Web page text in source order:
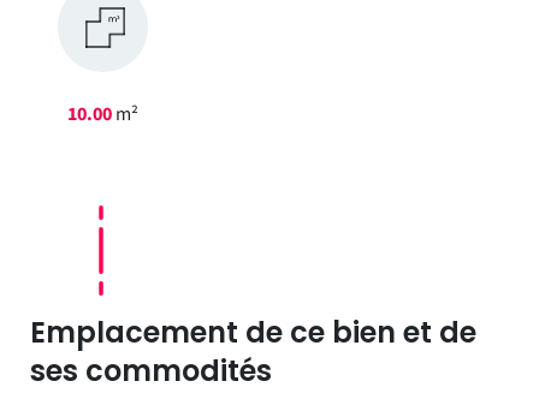
10.00m²
Emplacement de ce bien et de
ses commodités